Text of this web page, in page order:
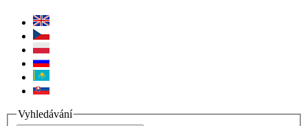
Vyhledávání